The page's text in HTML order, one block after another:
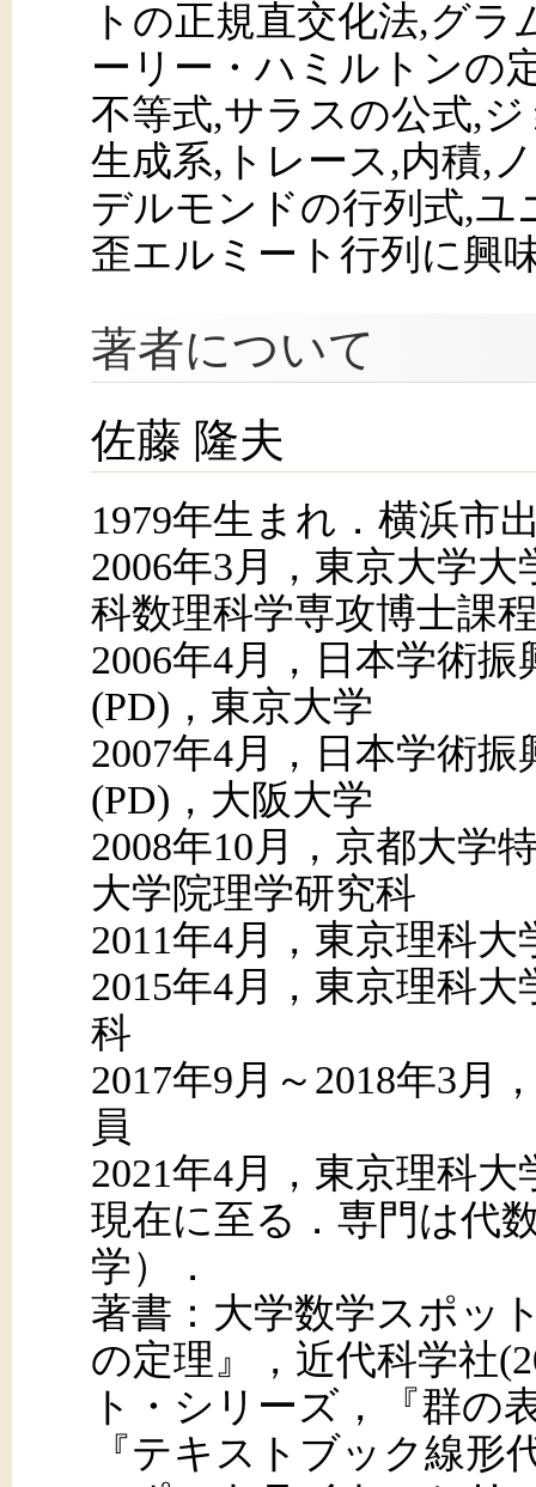
トの正規直交化法,グ
ーリー・ハミルトンの
不等式,サラスの公式,
生成系,トレース,内積,
デルモンドの行列式,
歪エルミート行列に興
著者について
佐藤 隆夫
1979年生まれ．横浜市
2006年3月，東京大学
科数理科学専攻博士課
2006年4月，日本学術
(PD)，東京大学
2007年4月，日本学術
(PD)，大阪大学
2008年10月，京都大学
大学院理学研究科
2011年4月，東京理科
2015年4月，東京理科
科
2017年9月～2018年3月
員
2021年4月，東京理科
現在に至る．専門は代
学）．
著書：大学数学スポッ
の定理』，近代科学社
ト・シリーズ，『群の
『テキストブック線形